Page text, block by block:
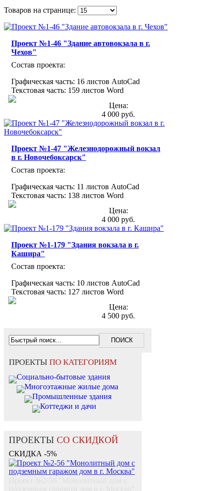
Товаров на странице:
Проект №1-46 "Здание автовокзала в г.
Чехов"
Состав проекта:
Графическая часть: 16 листов AutoCad
Текстовая часть: 159 листов Word
Цена:
4 000 руб.
Проект №1-47 "Железнодорожный вокзал
в г. Новочебоксарск"
Состав проекта:
Графическая часть: 11 листов AutoCad
Текстовая часть: 138 листов Word
Цена:
4 000 руб.
Проект №1-179 "Здания вокзала в г.
Кашира"
Состав проекта:
Графическая часть: 10 листов AutoCad
Текстовая часть: 127 листов Word
Цена:
4 500 руб.
ПРОЕКТЫ ПО КАТЕГОРИЯМ
Социально-бытовые здания
Многоэтажные жилые дома
Промышленные здания
Коттеджи и дачи
ПРОЕКТЫ СО СКИДКОЙ
СКИДКА -5%